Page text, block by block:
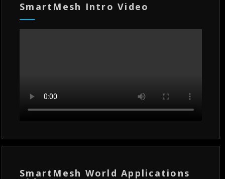
SmartMesh Intro Video
SmartMesh World Applications